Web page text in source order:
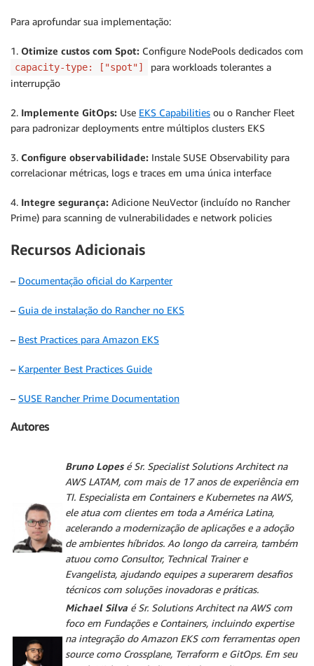
Para aprofundar sua implementação:
1. Otimize custos com Spot: Configure NodePools dedicados com
capacity-type: ["spot"]
para workloads tolerantes a
interrupção
2. Implemente GitOps: Use EKS Capabilities ou o Rancher Fleet
para padronizar deployments entre múltiplos clusters EKS
3. Configure observabilidade: Instale SUSE Observability para
correlacionar métricas, logs e traces em uma única interface
4. Integre segurança: Adicione NeuVector (incluído no Rancher
Prime) para scanning de vulnerabilidades e network policies
Recursos Adicionais
– Documentação oficial do Karpenter
– Guia de instalação do Rancher no EKS
– Best Practices para Amazon EKS
– Karpenter Best Practices Guide
– SUSE Rancher Prime Documentation
Autores
Bruno Lopesé Sr. Specialist Solutions Architect na
AWS LATAM, com mais de 17 anos de experiência em
TI. Especialista em Containers e Kubernetes na AWS,
ele atua com clientes em toda a América Latina,
acelerando a modernização de aplicações e a adoção
de ambientes híbridos. Ao longo da carreira, também
atuou como Consultor, Technical Trainer e
Evangelista, ajudando equipes a superarem desafios
técnicos com soluções inovadoras e práticas.
Michael Silva é Sr. Solutions Architect na AWS com
foco em Fundações e Containers, incluindo expertise
na integração do Amazon EKS com ferramentas open
source como Crossplane, Terraform e GitOps. Em seu